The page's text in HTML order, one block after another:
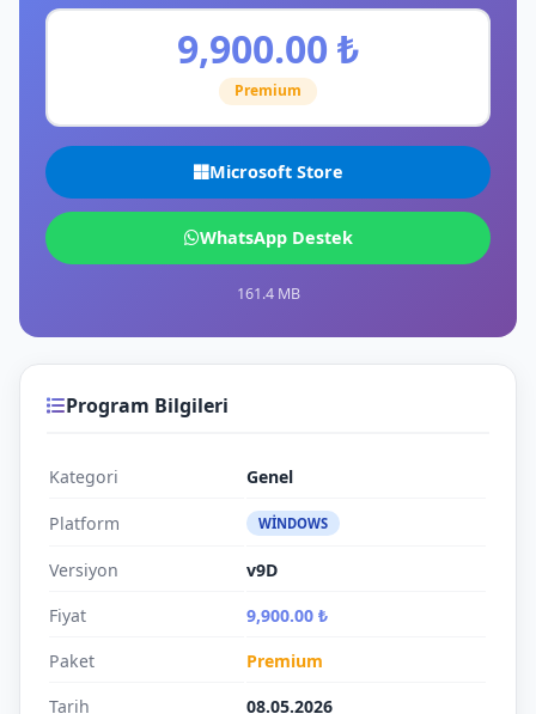
9,900.00 ₺
Premium
Microsoft Store
WhatsApp Destek
161.4 MB
Program Bilgileri
Kategori Genel
Platform WINDOWS
Versiyon
v9D
Fiyat
9,900.00 ₺
Paket
Premium
Tarih
08.05.2026